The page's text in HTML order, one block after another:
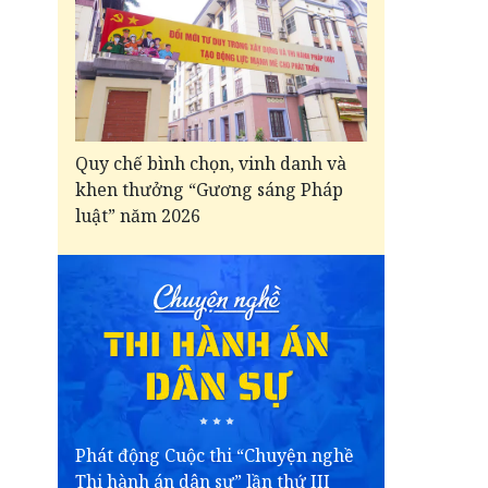
Quy chế bình chọn, vinh danh và
khen thưởng “Gương sáng Pháp
luật” năm 2026
Phát động Cuộc thi “Chuyện nghề
Thi hành án dân sự” lần thứ III